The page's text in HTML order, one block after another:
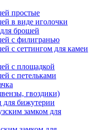
простые
в виде иголочки
брошей
с филигранью
с сеттингом для камеи
с площадкой
с петельками
гвоздики)
бижутерии
замком для